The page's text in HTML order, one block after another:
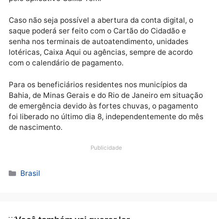
Os valores pagos a cada trabalhador variam de
com o número de dias trabalhados durante o ano-
2020.
Devem receber o benefício cerca de 22 milhões de
trabalhadores, com valor total de mais de R$ 20
bilhões. Os recursos são do Fundo de Amparo ao
Trabalhador (FAT).
A Caixa informou que o crédito será depositado
Poupança Social Digital, podendo ser movimentada
Caso não seja possível a abertura da conta digital, o